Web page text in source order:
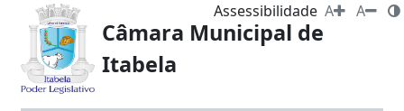
Câmara Municipal de
Itabela
Assessibilidade A A